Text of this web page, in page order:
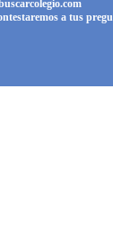
a tus